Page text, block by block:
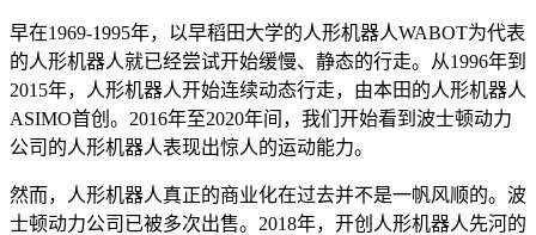
早在1969-1995年，以早稻田大学的人形机器人WABOT为代表
的人形机器人就已经尝试开始缓慢、静态的行走。从1996年到
2015年，人形机器人开始连续动态行走，由本田的人形机器人
ASIMO首创。2016年至2020年间，我们开始看到波士顿动力
公司的人形机器人表现出惊人的运动能力。
然而，人形机器人真正的商业化在过去并不是一帆风顺的。波
士顿动力公司已被多次出售。2018年，开创人形机器人先河的